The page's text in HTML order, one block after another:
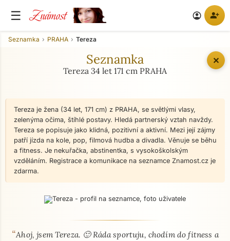
☰ Známost account_circle person_add
✕
Seznamka PRAHA Tereza
Seznamka
Tereza 34 let 171 cm PRAHA
Tereza je žena (34 let, 171 cm) z PRAHA, se světlými vlasy,
zelenýma očima, štíhlé postavy. Hledá partnerský vztah navždy.
Tereza se popisuje jako klidná, pozitivní a aktivní. Mezi její zájmy
patří jízda na kole, pop, filmová hudba a divadla. Věnuje se běhu
a fitness. Je nekuřačka, abstinentka, s vysokoškolským
vzděláním. Registrace a komunikace na seznamce Znamost.cz je
zdarma.
O mně - seznamka profil
“Ahoj, jsem Tereza. 🙂 Ráda sportuju, chodím do fitness a